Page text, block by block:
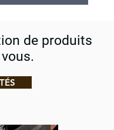
de produits